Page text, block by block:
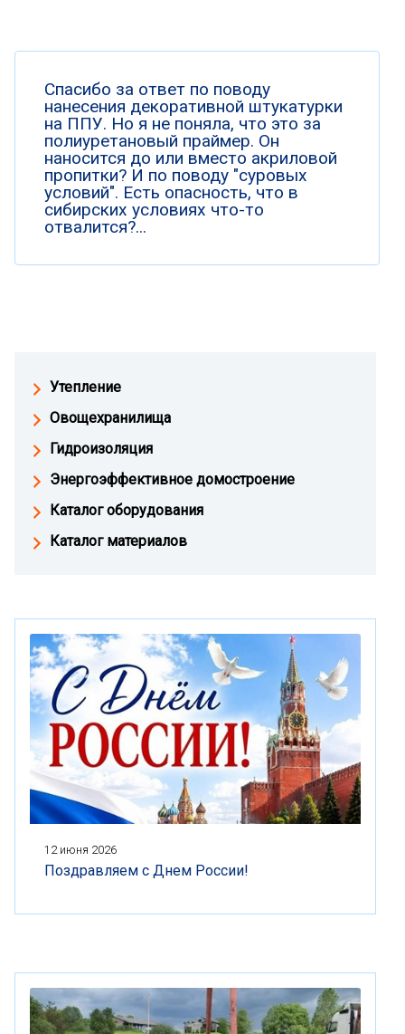
Спасибо за ответ по поводу
нанесения декоративной штукатурки
на ППУ. Но я не поняла, что это за
полиуретановый праймер. Он
наносится до или вместо акриловой
пропитки? И по поводу "суровых
условий". Есть опасность, что в
сибирских условиях что-то
отвалится?...
Утепление
Овощехранилища
Гидроизоляция
Энергоэффективное домостроение
Каталог оборудования
Каталог материалов
12 июня 2026
Поздравляем с Днем России!